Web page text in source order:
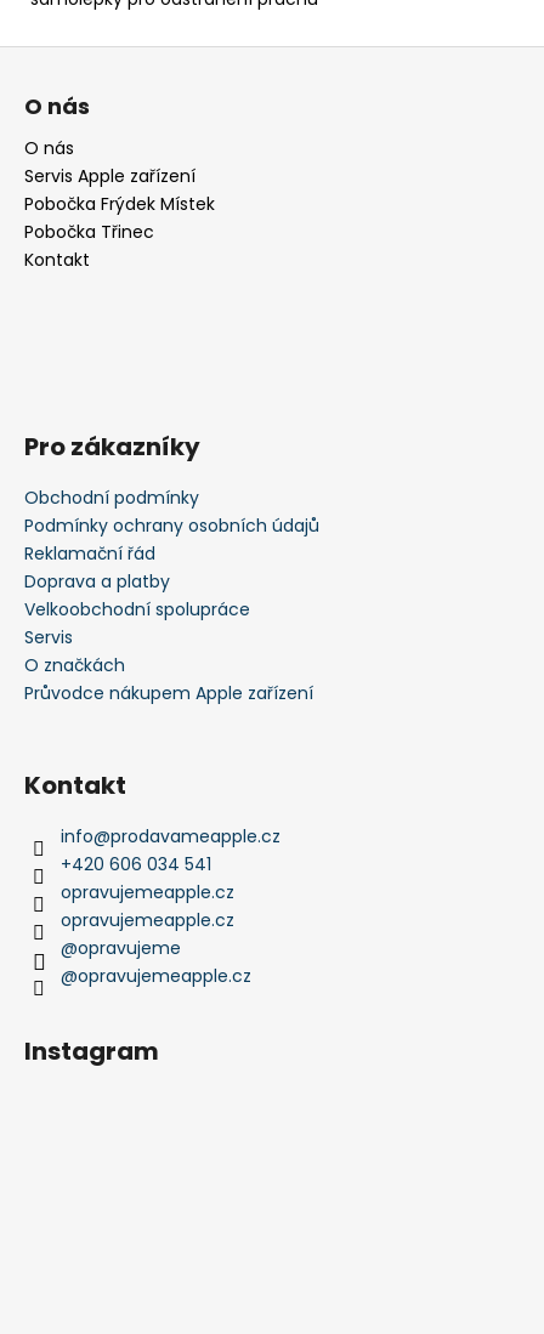
Z
O nás
O nás
Servis Apple zařízení
Pobočka Frýdek Místek
Pobočka Třinec
Kontakt
Pro zákazníky
Obchodní podmínky
Podmínky ochrany osobních údajů
Reklamační řád
Doprava a platby
Velkoobchodní spolupráce
Servis
O značkách
Průvodce nákupem Apple zařízení
Kontakt
info@prodavameapple.cz
+420 606 034 541
opravujemeapple.cz
opravujemeapple.cz
@opravujeme
@opravujemeapple.cz
Instagram